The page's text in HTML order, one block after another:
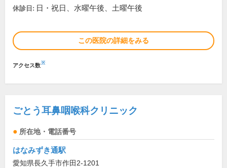
休診日: 日・祝日、水曜午後、土曜午後
この医院の詳細をみる
アクセス数※
ごとう耳鼻咽喉科クリニック
所在地・電話番号
はなみずき通駅
愛知県長久手市作田2-1201